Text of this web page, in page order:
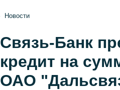
Новости
Связь-Банк
кредит на
ОАО